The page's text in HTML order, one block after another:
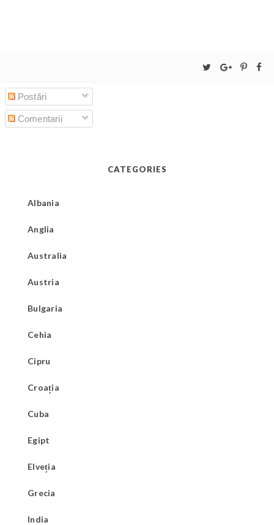
Postări
Comentarii
CATEGORIES
Albania
Anglia
Australia
Austria
Bulgaria
Cehia
Cipru
Croația
Cuba
Egipt
Elveția
Grecia
India